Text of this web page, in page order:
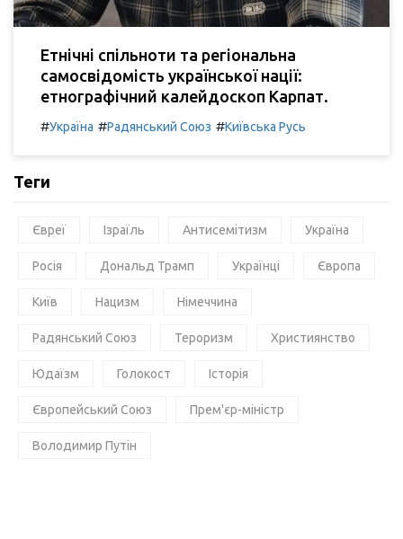
Етнічні спільноти та регіональна
самосвідомість української нації:
етнографічний калейдоскоп Карпат.
#Україна #Радянський Союз #Київська Русь
Теги
Євреї Ізраїль Антисемітизм Україна
Росія Дональд Трамп Українці Європа
Київ Нацизм Німеччина
Радянський Союз Тероризм Християнство
Юдаїзм Голокост Історія
Європейський Союз Прем'єр-міністр
Володимир Путін